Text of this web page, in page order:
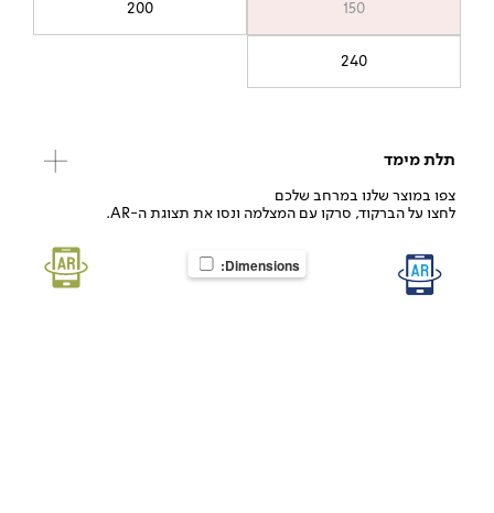
150
200
240
תלת מימד
צפו במוצר שלנו במרחב שלכם
לחצו על הברקוד, סרקו עם המצלמה ונסו את תצוגת ה-AR.
Dimensions: